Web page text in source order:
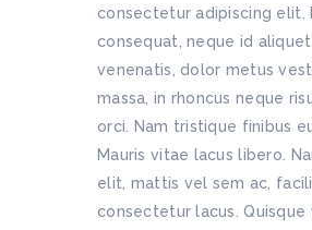
consectetur adipiscing elit.
consequat, neque id aliquet
venenatis, dolor metus
massa, in rhoncus neque
orci. Nam tristique finibus
Mauris vitae lacus libero.
elit, mattis vel sem ac,
consectetur lacus.